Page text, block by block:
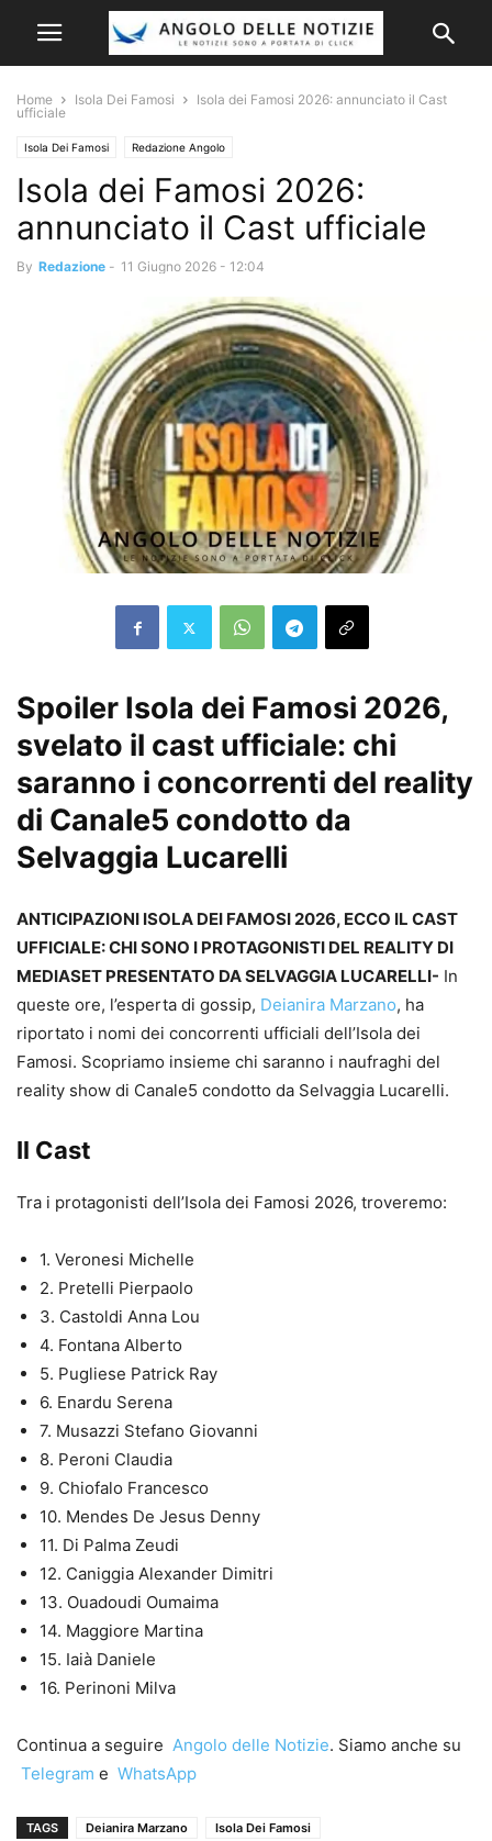
Home Isola Dei Famosi
Isola dei Famosi 2026: annunciato il Cast
ufficiale
Isola Dei Famosi Redazione Angolo
Isola dei Famosi 2026:
annunciato il Cast ufficiale
By Redazione - 11 Giugno 2026 - 12:04
Spoiler Isola dei Famosi 2026,
svelato il cast ufficiale: chi
saranno i concorrenti del reality
di Canale5 condotto da
Selvaggia Lucarelli
ANTICIPAZIONI ISOLA DEI FAMOSI 2026, ECCO IL CAST
UFFICIALE: CHI SONO I PROTAGONISTI DEL REALITY DI
MEDIASET PRESENTATO DA SELVAGGIA LUCARELLI- In
queste ore, l’esperta di gossip, Deianira Marzano, ha
riportato i nomi dei concorrenti ufficiali dell’Isola dei
Famosi. Scopriamo insieme chi saranno i naufraghi del
reality show di Canale5 condotto da Selvaggia Lucarelli.
Il Cast
Tra i protagonisti dell’Isola dei Famosi 2026, troveremo:
1. Veronesi Michelle
2. Pretelli Pierpaolo
3. Castoldi Anna Lou
4. Fontana Alberto
5. Pugliese Patrick Ray
6. Enardu Serena
7. Musazzi Stefano Giovanni
8. Peroni Claudia
9. Chiofalo Francesco
10. Mendes De Jesus Denny
11. Di Palma Zeudi
12. Caniggia Alexander Dimitri
13. Ouadoudi Oumaima
14. Maggiore Martina
15. Iaià Daniele
16. Perinoni Milva
Continua a seguire Angolo delle Notizie. Siamo anche su
Telegram e WhatsApp
TAGS Deianira Marzano
Isola Dei Famosi